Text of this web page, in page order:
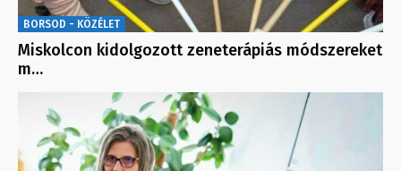
BORSOD - KÖZÉLET
Miskolcon kidolgozott zeneterápiás módszereket
m…